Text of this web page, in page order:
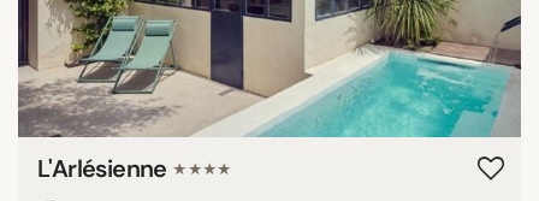
L'Arlésienne ★★★★